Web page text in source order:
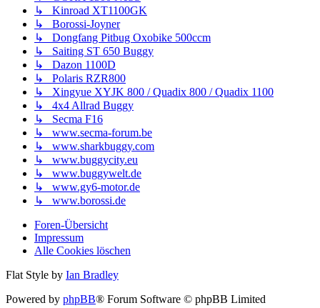
↳ Kinroad XT1100GK
↳ Borossi-Joyner
↳ Dongfang Pitbug Oxobike 500ccm
↳ Saiting ST 650 Buggy
↳ Dazon 1100D
↳ Polaris RZR800
↳ Xingyue XYJK 800 / Quadix 800 / Quadix 1100
↳ 4x4 Allrad Buggy
↳ Secma F16
↳ www.secma-forum.be
↳ www.sharkbuggy.com
↳ www.buggycity.eu
↳ www.buggywelt.de
↳ www.gy6-motor.de
↳ www.borossi.de
Foren-Übersicht
Impressum
Alle Cookies löschen
Flat Style by Ian Bradley
Powered by phpBB® Forum Software © phpBB Limited